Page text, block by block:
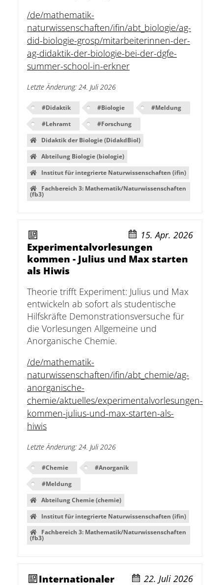
/de/mathematik-
naturwissenschaften/ifin/abt_biologie/ag-
did-biologie-grosp/mitarbeiterinnen-der-
ag-didaktik-der-biologie-bei-der-dgfe-
summer-school-in-erkner
Letzte Änderung: 24. Juli 2026
#Didaktik #Biologie #Meldung
#Lehramt #Forschung
Didaktik der Biologie (DidakdBiol)
Abteilung Biologie (biologie)
Institut für integrierte Naturwissenschaften (ifin)
Fachbereich 3: Mathematik/Naturwissenschaften
(fb3)
15. Apr. 2026
Experimentalvorlesungen
kommen - Julius und Max starten
als Hiwis
Theorie trifft Experiment: Julius und Max
entwickeln ab sofort als studentische
Hilfskräfte Demonstrationsversuche für
die Vorlesungen Allgemeine und
Anorganische Chemie.
/de/mathematik-
naturwissenschaften/ifin/abt_chemie/ag-
anorganische-
chemie/aktuelles/experimentalvorlesungen-
kommen-julius-und-max-starten-als-
hiwis
Letzte Änderung: 24. Juli 2026
#Chemie #Anorganik
#Meldung
Abteilung Chemie (chemie)
Institut für integrierte Naturwissenschaften (ifin)
Fachbereich 3: Mathematik/Naturwissenschaften
(fb3)
22. Juli 2026
Internationaler